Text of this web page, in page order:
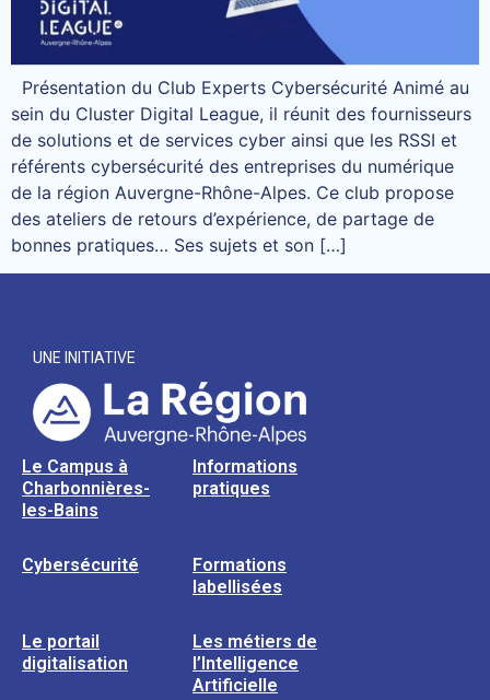
Présentation du Club Experts Cybersécurité Animé au
sein du Cluster Digital League, il réunit des fournisseurs
de solutions et de services cyber ainsi que les RSSI et
référents cybersécurité des entreprises du numérique
de la région Auvergne-Rhône-Alpes. Ce club propose
des ateliers de retours d’expérience, de partage de
bonnes pratiques… Ses sujets et son […]
UNE INITIATIVE
Le Campus à
Charbonnières-
les-Bains
Informations
pratiques
Cybersécurité
Formations
labellisées
Le portail
digitalisation
Les métiers de
l’Intelligence
Artificielle